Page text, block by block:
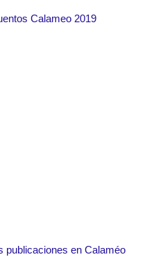
Calameo 2019
publicaciones en Calaméo